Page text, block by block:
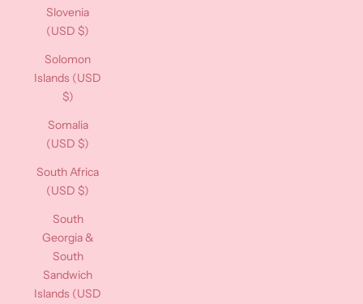
Slovenia
(USD $)
Solomon
Islands (USD
$)
Somalia
(USD $)
South Africa
(USD $)
South
Georgia &
South
Sandwich
Islands (USD